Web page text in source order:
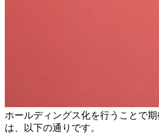
ホールディングス化を行うことで
は、以下の通りです。